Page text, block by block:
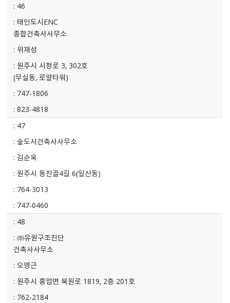
46
태인도시ENC
종합건축사사무소
위재성
원주시 시청로 3, 302호
(무실동, 로얄타워)
747-1806
823-4818
47
숲도시건축사사무소
김순옥
원주시 동진골4길 6(일산동)
764-3013
747-0460
48
㈜유원구조진단
건축사사무소
오영근
원주시 흥업면 북원로 1819, 2층 201호
762-2184